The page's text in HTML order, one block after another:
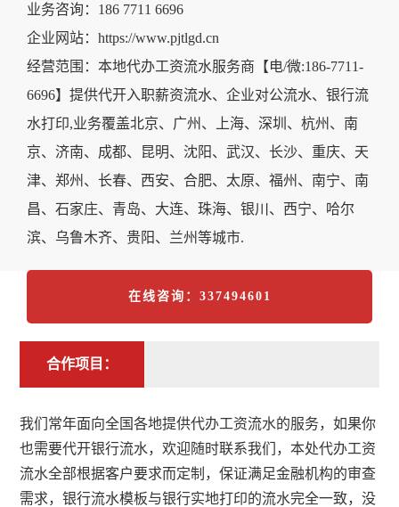
业务咨询：186 7711 6696
企业网站：https://www.pjtlgd.cn
经营范围：本地代办工资流水服务商【电/微:186-7711-
6696】提供代开入职薪资流水、企业对公流水、银行流
水打印,业务覆盖北京、广州、上海、深圳、杭州、南
京、济南、成都、昆明、沈阳、武汉、长沙、重庆、天
津、郑州、长春、西安、合肥、太原、福州、南宁、南
昌、石家庄、青岛、大连、珠海、银川、西宁、哈尔
滨、乌鲁木齐、贵阳、兰州等城市.
在线咨询：337494601
合作项目：
我们常年面向全国各地提供代办工资流水的服务，如果你
也需要代开银行流水，欢迎随时联系我们，本处代办工资
流水全部根据客户要求而定制，保证满足金融机构的审查
需求，银行流水模板与银行实地打印的流水完全一致，没